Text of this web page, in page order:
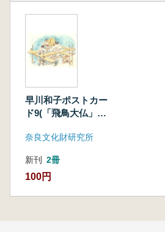
早川和子ポストカー
ド9(「飛鳥大仏」の
奈良文化財研究所
新刊 2冊
100円